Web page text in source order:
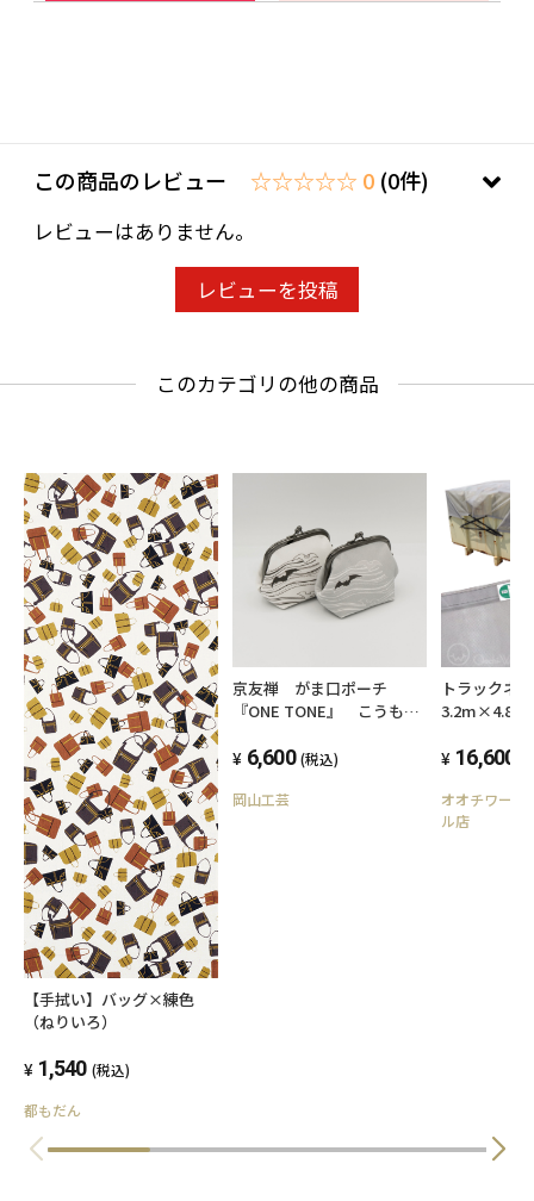
この商品のレビュー ☆☆☆☆☆ 0 (0件)
レビューはありません。
レビューを投稿
このカテゴリの他の商品
【手拭い】バッグ×練色
（ねりいろ）
1,540 (税込)
都もだん
京友禅 がま口ポーチ
『ONE TONE』 こうも
6,600 (税込)
岡山工芸
トラックネ
3.2m×4.8m
16,600
オオチワーク
ル店